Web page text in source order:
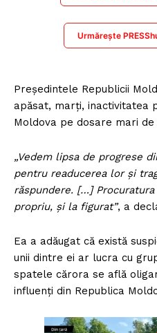
Urmărește
Președintele Republicii
apăsat, marți, inactivitatea
Moldova pe dosare mari de
„Vedem lipsa de progrese
pentru readucerea lor și
răspundere. […]
propriu, și la figurat”, a
Ea a adăugat că există
unii dintre ei ar lucra cu
spatele cărora se află
influenți din Republica